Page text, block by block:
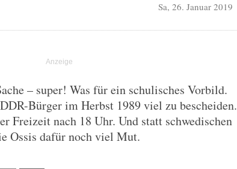
Sa, 26. Januar 2019
– super! Was für ein schulisches Vorbild.
Bürger im Herbst 1989 viel zu bescheiden.
Freizeit nach 18 Uhr. Und statt schwedischen
Ossis dafür noch viel Mut.